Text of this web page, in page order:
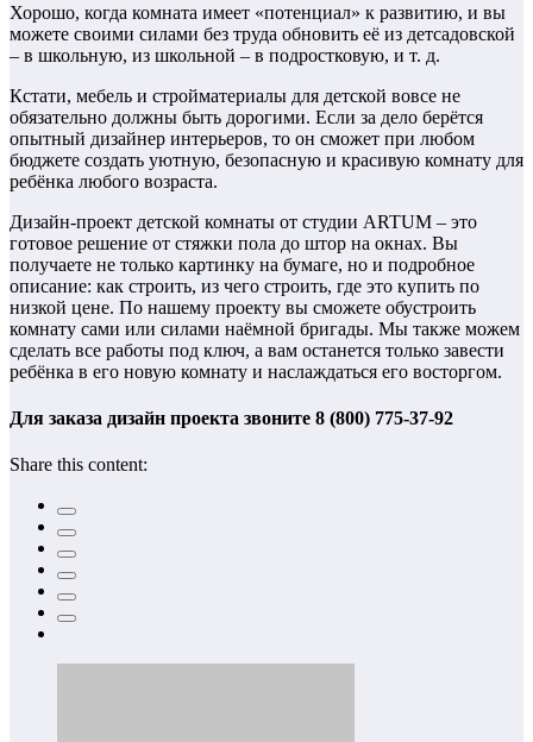
Хорошо, когда комната имеет «потенциал» к развитию, и вы
можете своими силами без труда обновить её из детсадовской
– в школьную, из школьной – в подростковую, и т. д.
Кстати, мебель и стройматериалы для детской вовсе не
обязательно должны быть дорогими. Если за дело берётся
опытный дизайнер интерьеров, то он сможет при любом
бюджете создать уютную, безопасную и красивую комнату для
ребёнка любого возраста.
Дизайн-проект детской комнаты от студии ARTUM – это
готовое решение от стяжки пола до штор на окнах. Вы
получаете не только картинку на бумаге, но и подробное
описание: как строить, из чего строить, где это купить по
низкой цене. По нашему проекту вы сможете обустроить
комнату сами или силами наёмной бригады. Мы также можем
сделать все работы под ключ, а вам останется только завести
ребёнка в его новую комнату и наслаждаться его восторгом.
Для заказа дизайн проекта звоните 8 (800) 775-37-92
Share this content: